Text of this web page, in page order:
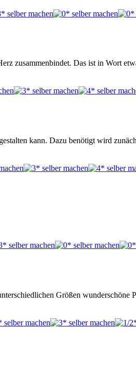
zusammenbindet. Das ist in Wort
kann. Dazu benötigt wird
Größen wunderschöne